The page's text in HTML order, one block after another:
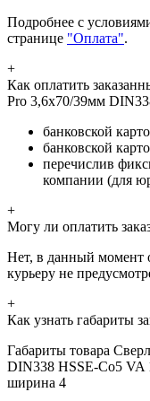
Подробнее с
странице "Оплата".
+
Как оплатить
Pro 3,6x70/39мм
банковской
банковской
перечислив
компании (для
+
Могу ли оплатить
Нет, в данный момент
курьеру не
+
Как узнать габариты
Габариты товара
DIN338 HSSE-Co5 VA
ширина 4